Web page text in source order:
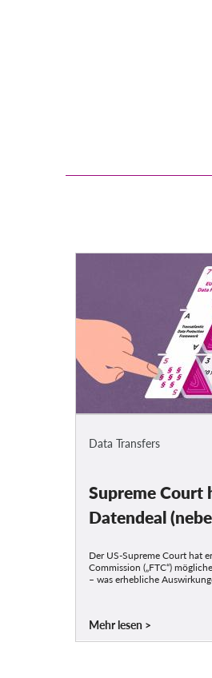
Data Transfers
Supreme Court
Datendeal
Der US-Supreme Court hat
Commission („FTC“)
– was erhebliche
Mehr lesen